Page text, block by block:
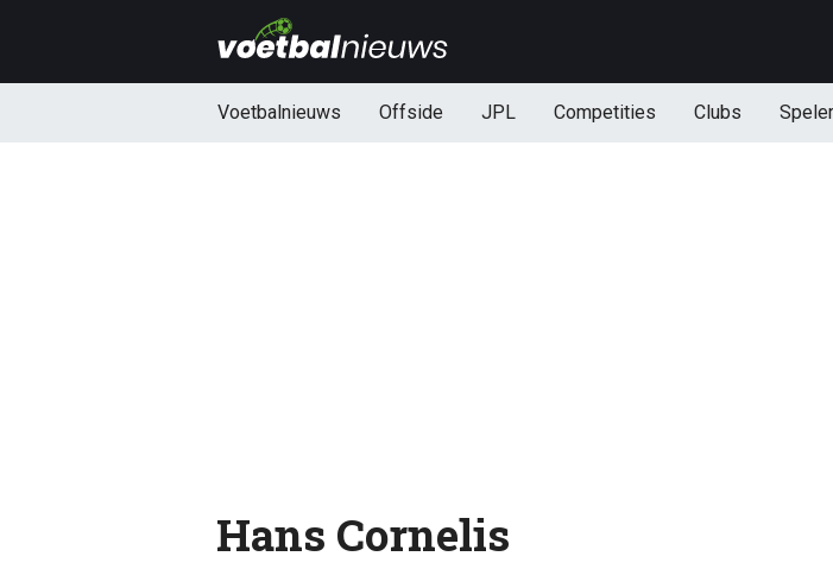
Voetbalnieuws Offside JPL Competities Clubs
Hans Cornelis